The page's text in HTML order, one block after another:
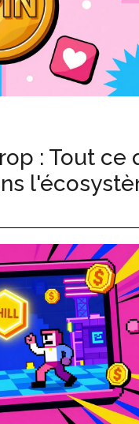
: Tout